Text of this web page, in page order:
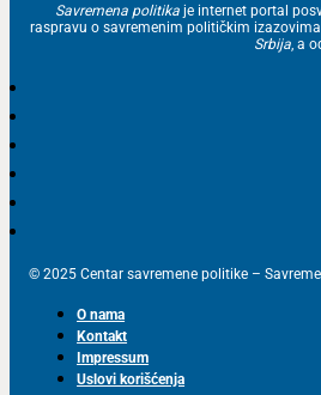
Savremena politika je internet portal
raspravu o savremenim političkim
Srbija, a
© 2025 Centar savremene politike –
O nama
Kontakt
Impressum
Uslovi korišćenja